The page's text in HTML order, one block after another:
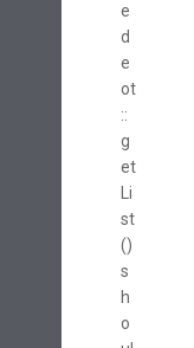
e
d
e
ot
::
g
et
Li
st
()
s
h
o